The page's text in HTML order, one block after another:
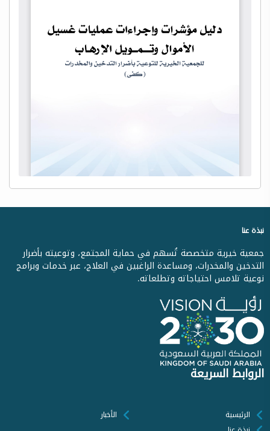
نبذة عنا
جمعية خيرية متخصصة تُسهم في حماية المجتمع، وتوعيته بأضرار
التدخين والمخدرات، ومساعدة الراغبين في العلاج، عبر خدمات وبرامج
نوعية تلامس احتياجاته وتطلعاته.
الروابط السريعة
الرئيسية
الأخبار